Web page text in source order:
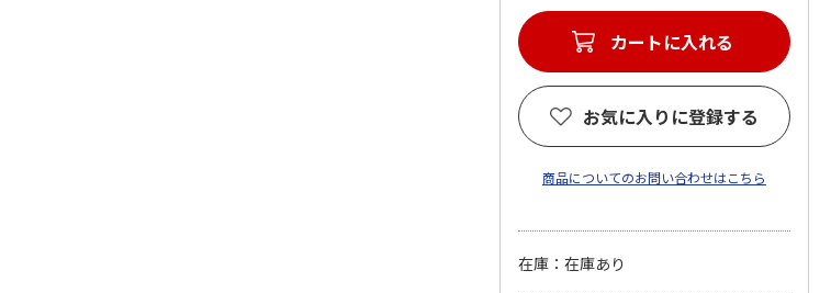
カートに入れる
お気に入りに登録する
商品についてのお問い合わせはこちら
在庫：在庫あり